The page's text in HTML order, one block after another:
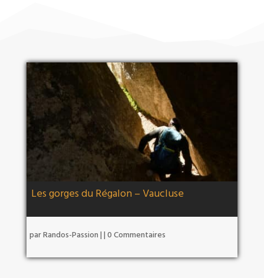
Les gorges du Régalon – Vaucluse
parRandos-Passion | | 0 Commentaires